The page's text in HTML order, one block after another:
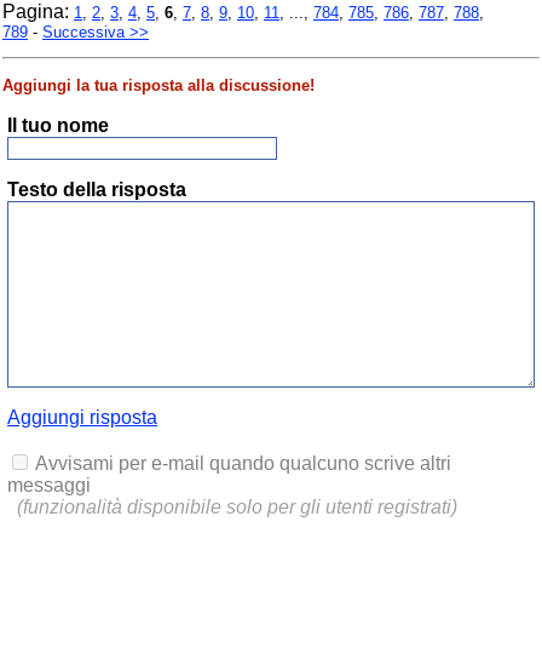
Pagina: 1, 2, 3, 4, 5, 6, 7, 8, 9, 10, 11, ..., 784, 785, 786, 787, 788,
789 - Successiva >>
Aggiungi la tua risposta alla discussione!
Il tuo nome
Testo della risposta
Aggiungi risposta
Avvisami per e-mail quando qualcuno scrive altri
messaggi
(funzionalità disponibile solo per gli utenti registrati)